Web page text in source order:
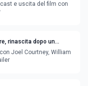
e uscita del film con
rinascita dopo un
e William H. Macy
Joel Courtney, William